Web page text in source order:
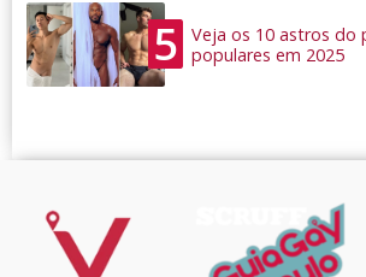
5
Veja os 10 astros do
populares em 2025